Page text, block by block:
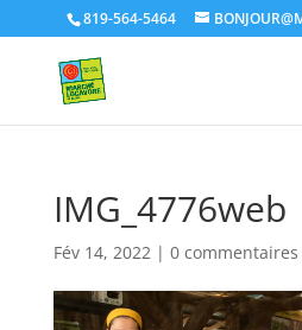
819-564-5464
IMG_4776web
Fév 14, 2022| 0 commentaires